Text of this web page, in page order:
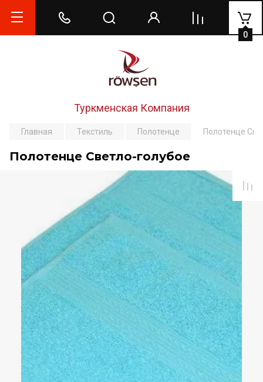
Туркменская Компания
0
Главная Текстиль Полотенце Полотенце
Полотенце Светло-голубое